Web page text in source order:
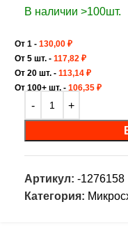
В наличии >100шт.
От 1 - 130,00 ₽
От 5 шт. - 117,82 ₽
От 20 шт. - 113,14 ₽
От 100+ шт. - 106,35 ₽
Артикул: -1276158
Категория: